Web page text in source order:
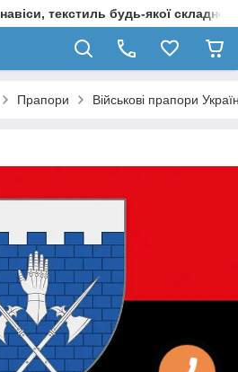
текстиль будь-якої
Прапори Військові прапори